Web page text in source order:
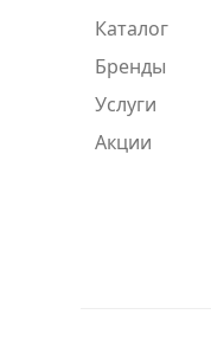
Каталог
Бренды
Услуги
Акции